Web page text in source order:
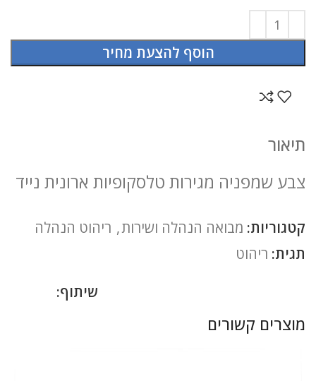
הוסף להצעת מחיר
תיאור
צבע שמפניה מגירות טלסקופיות ארונית נייד
קטגוריות: מבואה הנהלה ושירות, ריהוט הנהלה
תגית: ריהוט
שיתוף:
מוצרים קשורים